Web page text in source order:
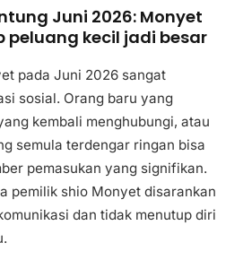
Juni 2026: Monyet
peluang kecil jadi besar
pada Juni 2026 sangat
sosial. Orang baru yang
kembali menghubungi, atau
semula terdengar ringan bisa
pemasukan yang signifikan.
pemilik shio Monyet disarankan
dan tidak menutup diri